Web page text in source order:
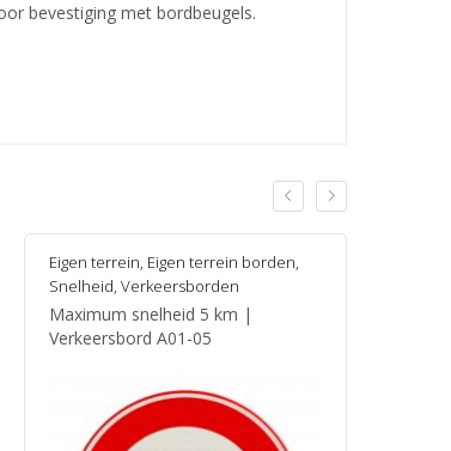
bevestiging met bordbeugels.
Eigen terrein, Eigen terrein borden,
Snelheid, Verkeersborden
Maximum snelheid 5 km |
Verkeersbord A01-05